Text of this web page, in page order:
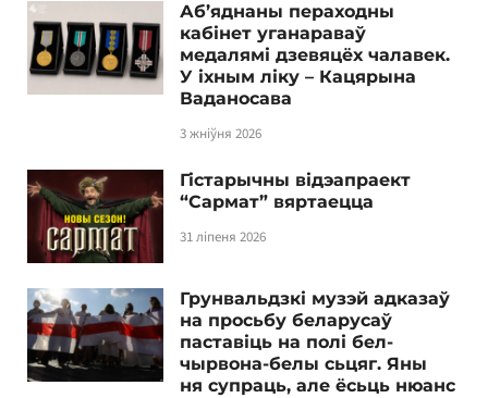
Аб’яднаны пераходны
кабінет уганараваў
медалямі дзевяцёх чалавек.
У іхным ліку – Кацярына
Ваданосава
3 жніўня 2026
Гістарычны відэапраект
“Сармат” вяртаецца
31 ліпеня 2026
Грунвальдзкі музэй адказаў
на просьбу беларусаў
паставіць на полі бел-
чырвона-белы сьцяг. Яны
ня супраць, але ёсьць нюанс